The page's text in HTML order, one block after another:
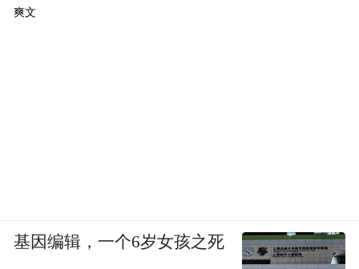
爽文
基因编辑，一个6岁女孩之死